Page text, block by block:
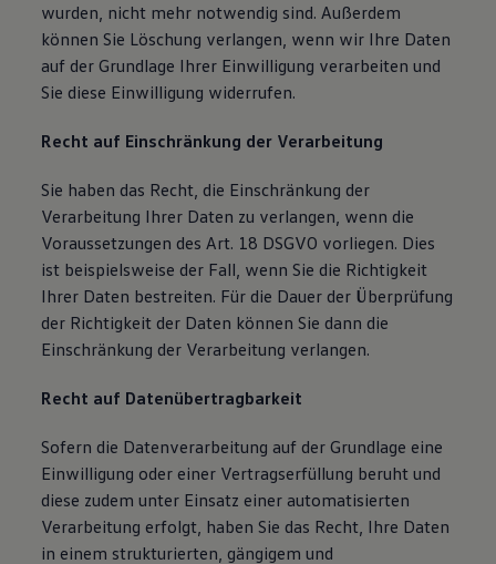
wurden, nicht mehr notwendig sind. Außerdem
können Sie Löschung verlangen, wenn wir Ihre Daten
auf der Grundlage Ihrer Einwilligung verarbeiten und
Sie diese Einwilligung widerrufen.
Recht auf Einschränkung der Verarbeitung
Sie haben das Recht, die Einschränkung der
Verarbeitung Ihrer Daten zu verlangen, wenn die
Voraussetzungen des Art. 18 DSGVO vorliegen. Dies
ist beispielsweise der Fall, wenn Sie die Richtigkeit
Ihrer Daten bestreiten. Für die Dauer der Überprüfung
der Richtigkeit der Daten können Sie dann die
Einschränkung der Verarbeitung verlangen.
Recht auf Datenübertragbarkeit
Sofern die Datenverarbeitung auf der Grundlage eine
Einwilligung oder einer Vertragserfüllung beruht und
diese zudem unter Einsatz einer automatisierten
Verarbeitung erfolgt, haben Sie das Recht, Ihre Daten
in einem strukturierten, gängigem und